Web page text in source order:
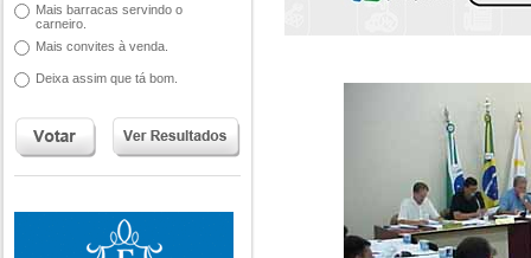
Mais barracas servindo o
carneiro.
Mais convites à venda.
Deixa assim que tá bom.